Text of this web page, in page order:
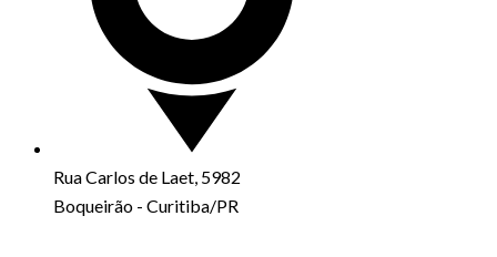
Rua Carlos de Laet, 5982
Boqueirão - Curitiba/PR